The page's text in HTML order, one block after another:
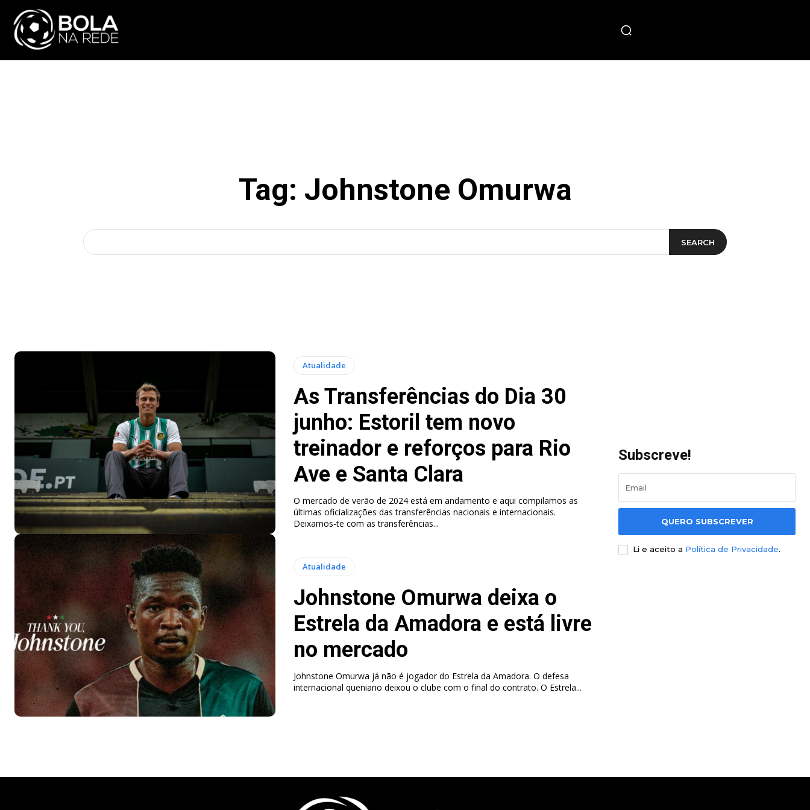
Tag: Johnstone Omurwa
SEARCH
Atualidade
As Transferências do Dia 30
junho: Estoril tem novo
treinador e reforços para Rio
Ave e Santa Clara
O mercado de verão de 2024 está em andamento e aqui compilamos as
últimas oficializações das transferências nacionais e internacionais.
Deixamos-te com as transferências...
Atualidade
Johnstone Omurwa deixa o
Estrela da Amadora e está livre
no mercado
Johnstone Omurwa já não é jogador do Estrela da Amadora. O defesa
internacional queniano deixou o clube com o final do contrato. O Estrela...
Subscreve!
QUERO SUBSCREVER
Li e aceito a Política de Privacidade.